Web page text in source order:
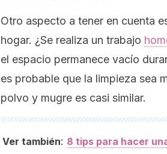
Otro aspecto a tener en cuenta
hogar. ¿Se realiza un trabajo
el espacio permanece vacío
es probable que la limpieza sea
polvo y mugre es casi similar.
Ver también: 8 tips para hacer